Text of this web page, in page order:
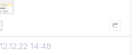
12.12.22 14:48